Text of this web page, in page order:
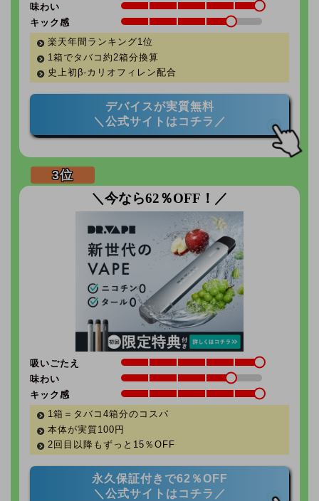
味わい
キック感
楽天年間ランキング1位
1箱でタバコ約2箱分換算
史上初β-カリオフィレン配合
デバイスが実質無料
＼公式サイトはコチラ／
＼今なら62％OFF！／
吸いごたえ
味わい
キック感
1箱＝タバコ4箱分のコスパ
本体が実質100円
2回目以降もずっと 15％ OFF
永久保証付きで62％OFF
＼公式サイトはコチラ／